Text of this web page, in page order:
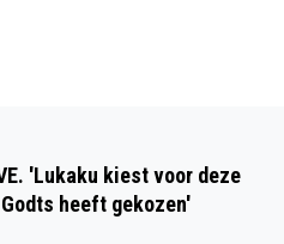
'Lukaku kiest voor deze
heeft gekozen'